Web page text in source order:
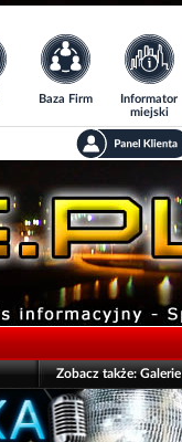
Baza Firm
Informator
miejski
Zobacz także:Galerie